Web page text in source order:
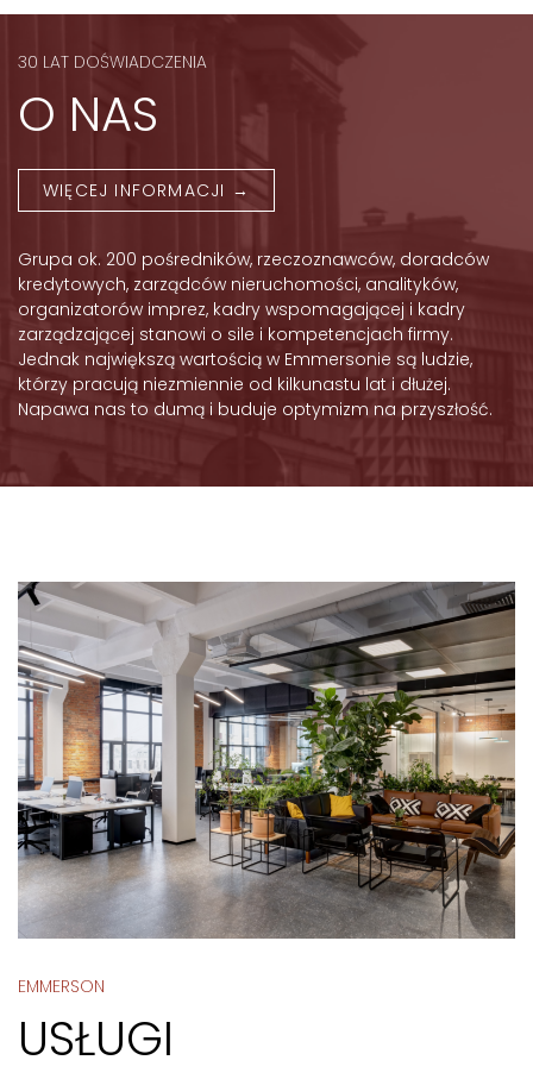
30 LAT DOŚWIADCZENIA
O NAS
WIĘCEJ INFORMACJI →
Grupa ok. 200 pośredników, rzeczoznawców, doradców
kredytowych, zarządców nieruchomości, analityków,
organizatorów imprez, kadry wspomagającej i kadry
zarządzającej stanowi o sile i kompetencjach firmy.
Jednak największą wartością w Emmersonie są ludzie,
którzy pracują niezmiennie od kilkunastu lat i dłużej.
Napawa nas to dumą i buduje optymizm na przyszłość.
EMMERSON
USŁUGI